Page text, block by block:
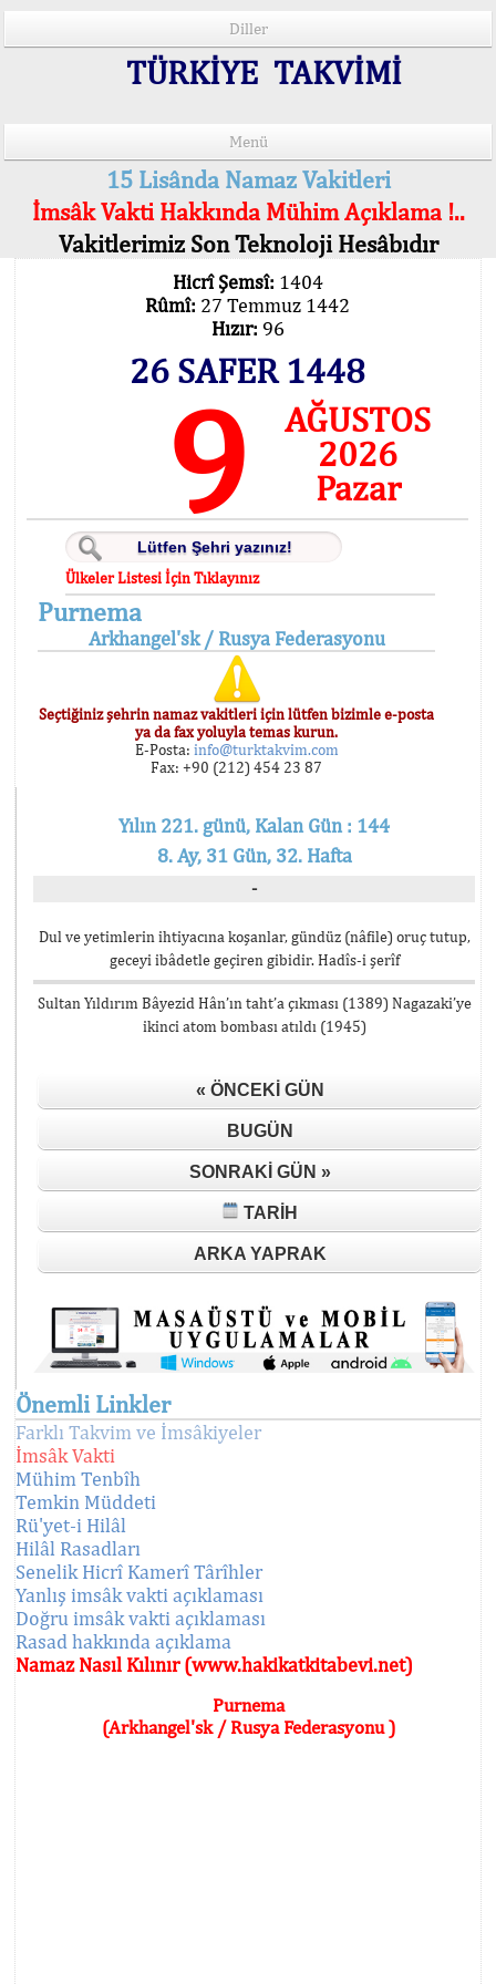
Diller
TÜRKİYE TAKVİMİ
Menü
15 Lisânda Namaz Vakitleri
İmsâk Vakti Hakkında Mühim Açıklama !..
Vakitlerimiz Son Teknoloji Hesâbıdır
Hicrî Şemsî: 1404
Rûmî: 27 Temmuz 1442
Hızır: 96
26 SAFER 1448
9
AĞUSTOS
2026
Pazar
Ülkeler Listesi İçin Tıklayınız
Purnema
Arkhangel'sk / Rusya Federasyonu
Seçtiğiniz şehrin namaz vakitleri için lütfen bizimle e-posta
ya da fax yoluyla temas kurun.
E-Posta: info@turktakvim.com
Fax: +90 (212) 454 23 87
Yılın 221. günü, Kalan Gün : 144
8. Ay, 31 Gün, 32. Hafta
-
Dul ve yetimlerin ihtiyacına koşanlar, gündüz (nâfile) oruç tutup,
geceyi ibâdetle geçiren gibidir. Hadîs-i şerîf
Sultan Yıldırım Bâyezid Hân’ın taht’a çıkması (1389) Nagazaki’ye
ikinci atom bombası atıldı (1945)
« ÖNCEKI GÜN
BUGÜN
SONRAKI GÜN »
TARIH
ARKA YAPRAK
Önemli Linkler
Farklı Takvim ve İmsâkiyeler
İmsâk Vakti
Mühim Tenbîh
Temkin Müddeti
Rü'yet-i Hilâl
Hilâl Rasadları
Senelik Hicrî Kamerî Târîhler
Yanlış imsâk vakti açıklaması
Doğru imsâk vakti açıklaması
Rasad hakkında açıklama
Namaz Nasıl Kılınır (www.hakikatkitabevi.net)
Purnema
(Arkhangel'sk / Rusya Federasyonu )